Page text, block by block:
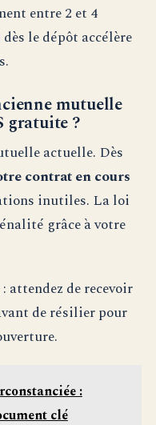
entre 2 et 4
le dépôt accélère
mutuelle
gratuite ?
actuelle. Dès
contrat en cours
inutiles. La loi
grâce à votre
de recevoir
de résilier pour
:
clé